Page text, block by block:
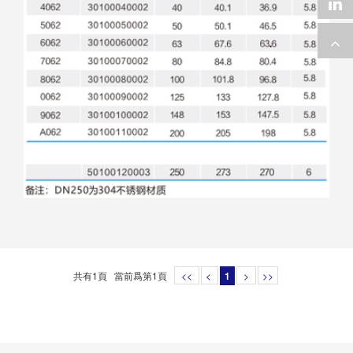
共有1頁 當前爲第1頁 << < 1 > >>